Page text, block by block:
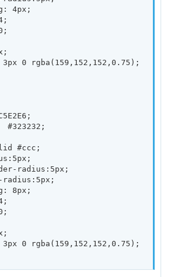
3px 0 rgba(159,152,152,0.75);
3px 0 rgba(159,152,152,0.75);